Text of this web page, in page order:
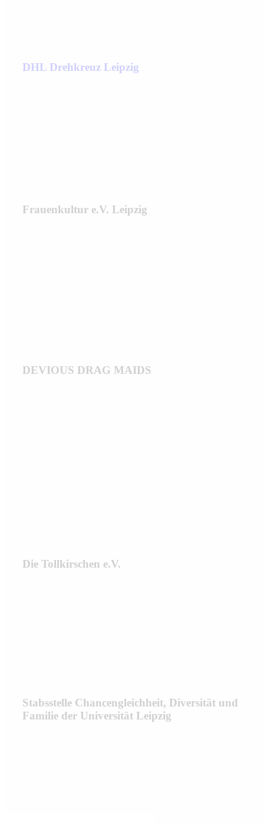
DHL Drehkreuz Leipzig
Frauenkultur e.V. Leipzig
DEVIOUS DRAG MAIDS
Die Tollkirschen e.V.
Stabsstelle Chancengleichheit, Diversität und
Familie der Universität Leipzig